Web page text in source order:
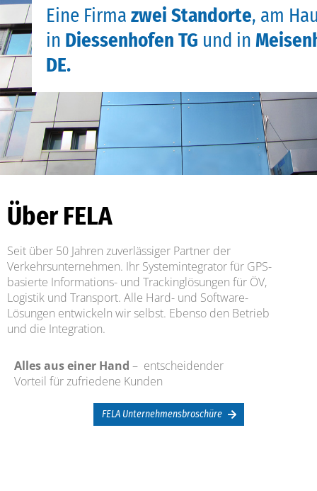
Eine Firma zwei Standorte, am
in Diessenhofen TG und in
DE.
Über FELA
Seit über 50 Jahren zuverlässiger Partner der
Verkehrsunternehmen. Ihr Systemintegrator für GPS-
basierte Informations- und Trackinglösungen für ÖV,
Logistik und Transport. Alle Hard- und Software-
Lösungen entwickeln wir selbst. Ebenso den Betrieb
und die Integration.
Alles aus einer Hand – entscheidender
Vorteil für zufriedene Kunden
FELA Unternehmensbroschüre